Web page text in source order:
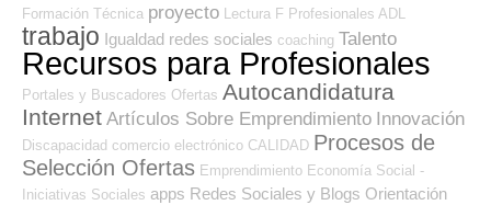
Formación Técnica proyecto Lectura F Profesionales ADL
trabajo Igualdad redes sociales coaching Talento
Recursos para Profesionales
Portales y Buscadores Ofertas Autocandidatura
Internet Artículos Sobre Emprendimiento Innovación
Discapacidad comercio electrónico CALIDAD Procesos de
Selección Ofertas Emprendimiento Economía Social -
Iniciativas Sociales apps Redes Sociales y Blogs Orientación